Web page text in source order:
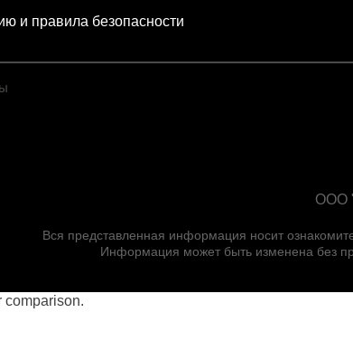
и правила безопасности
ООО
Вся представленная информация носит
Информация может быть изменена без
comparison.